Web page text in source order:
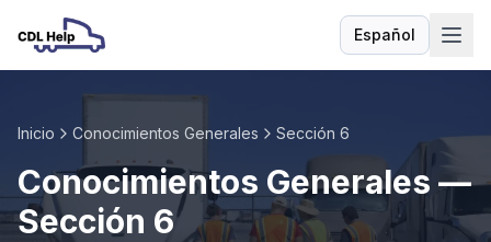
Español
Idioma
Inicio Conocimientos Generales Sección 6
Conocimientos Generales —
Sección 6